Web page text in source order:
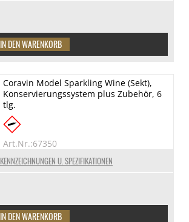
KENNZEICHNUNGEN U. SPEZIFIKATIONEN
Coravin Model Sparkling Wine (Sekt),
Konservierungssystem plus Zubehör, 6
tlg.
Art.Nr.:67350